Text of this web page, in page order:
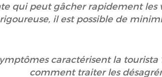
qui peut gâcher rapidement les
il est possible de
caractérisent la
comment traiter les